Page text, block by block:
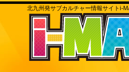
北九州発サブカルチャー情報サイトi-